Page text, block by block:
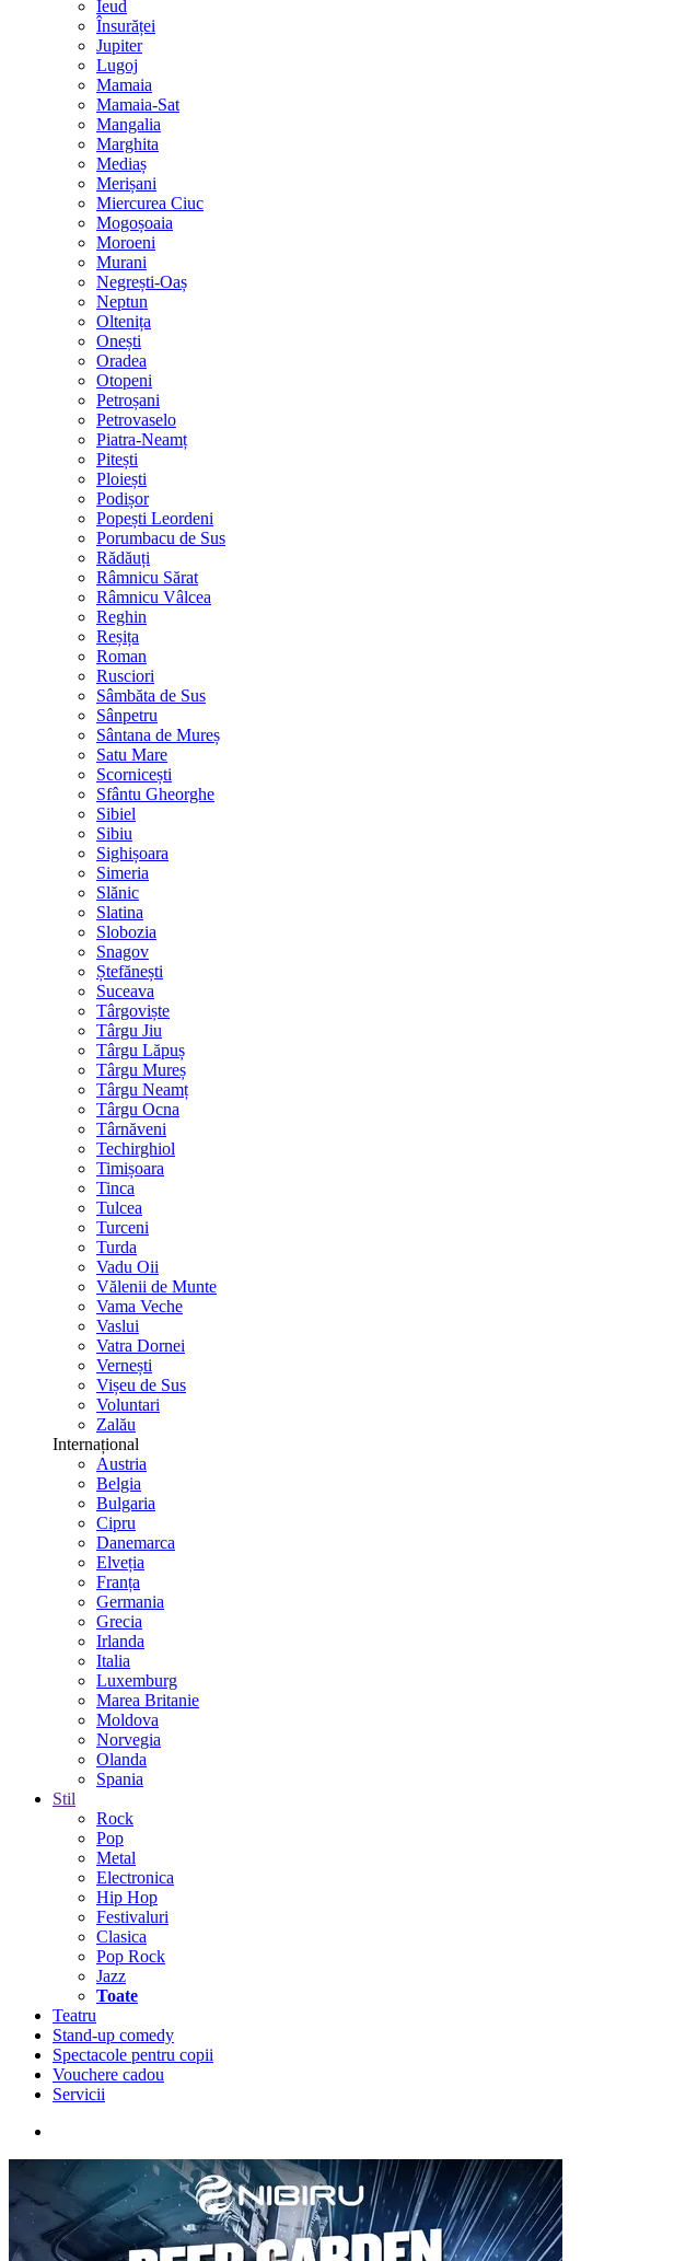
Ieud
Însurăței
Jupiter
Lugoj
Mamaia
Mamaia-Sat
Mangalia
Marghita
Mediaș
Merișani
Miercurea Ciuc
Mogoșoaia
Moroeni
Murani
Negrești-Oaș
Neptun
Oltenița
Onești
Oradea
Otopeni
Petroșani
Petrovaselo
Piatra-Neamț
Pitești
Ploiești
Podișor
Popești Leordeni
Porumbacu de Sus
Rădăuți
Râmnicu Sărat
Râmnicu Vâlcea
Reghin
Reșița
Roman
Rusciori
Sâmbăta de Sus
Sânpetru
Sântana de Mureș
Satu Mare
Scornicești
Sfântu Gheorghe
Sibiel
Sibiu
Sighișoara
Simeria
Slănic
Slatina
Slobozia
Snagov
Ștefănești
Suceava
Târgoviște
Târgu Jiu
Târgu Lăpuș
Târgu Mureș
Târgu Neamț
Târgu Ocna
Târnăveni
Techirghiol
Timișoara
Tinca
Tulcea
Turceni
Turda
Vadu Oii
Vălenii de Munte
Vama Veche
Vaslui
Vatra Dornei
Vernești
Vișeu de Sus
Voluntari
Zalău
Internațional
Austria
Belgia
Bulgaria
Cipru
Danemarca
Elveția
Franța
Germania
Grecia
Irlanda
Italia
Luxemburg
Marea Britanie
Moldova
Norvegia
Olanda
Spania
Stil
Rock
Pop
Metal
Electronica
Hip Hop
Festivaluri
Clasica
Pop Rock
Jazz
Toate
Teatru
Stand-up comedy
Spectacole pentru copii
Vouchere cadou
Servicii